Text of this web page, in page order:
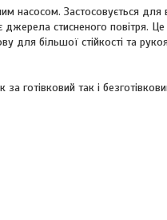
насосом. Застосовується для
стисненого повітря.
для більшої стійкості та
готівковий так і